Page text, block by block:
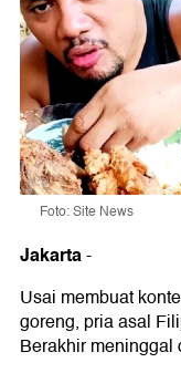
Foto: Site News
Jakarta-
Usai membuat
goreng, pria asal
Berakhir meninggal